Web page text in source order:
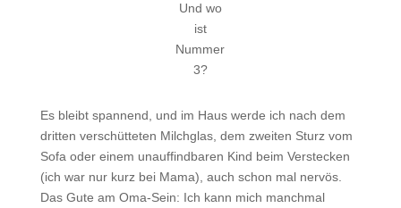
Und wo
ist
Nummer
3?
Es bleibt spannend, und im Haus werde ich nach dem
dritten verschütteten Milchglas, dem zweiten Sturz vom
Sofa oder einem unauffindbaren Kind beim Verstecken
(ich war nur kurz bei Mama), auch schon mal nervös.
Das Gute am Oma-Sein: Ich kann mich manchmal